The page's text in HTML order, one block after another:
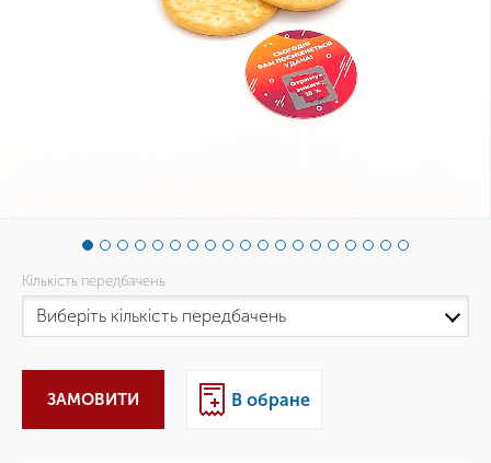
Кількість передбачень
ЗАМОВИТИ В обране